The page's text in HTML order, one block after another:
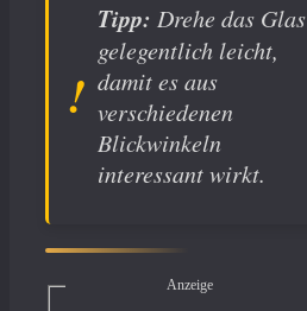
Tipp: Drehe das Glas
gelegentlich leicht,
damit es aus
verschiedenen
Blickwinkeln
interessant wirkt.
Anzeige